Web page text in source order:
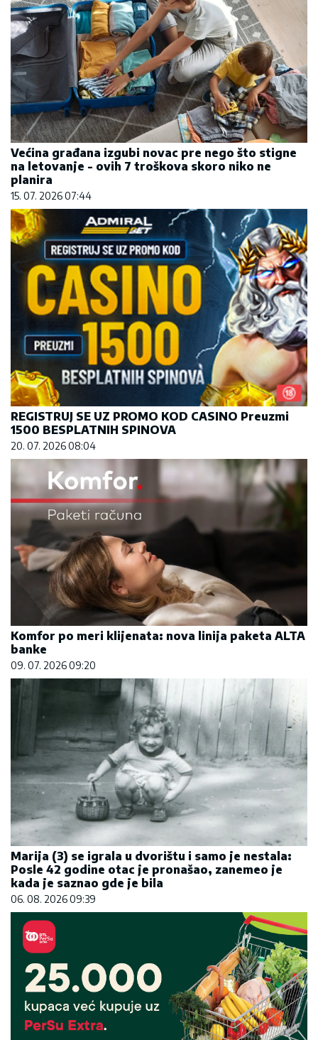
Većina građana izgubi novac pre nego što stigne
na letovanje - ovih 7 troškova skoro niko ne
planira
15. 07. 2026 07:44
REGISTRUJ SE UZ PROMO KOD CASINO Preuzmi
1500 BESPLATNIH SPINOVA
20. 07. 2026 08:04
Komfor po meri klijenata: nova linija paketa ALTA
banke
09. 07. 2026 09:20
Marija (3) se igrala u dvorištu i samo je nestala:
Posle 42 godine otac je pronašao, zanemeo je
kada je saznao gde je bila
06. 08. 2026 09:39